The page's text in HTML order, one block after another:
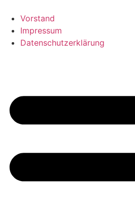
Vorstand
Impressum
Datenschutzerklärung